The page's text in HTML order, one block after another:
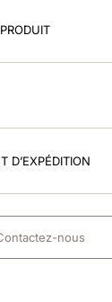
D’EXPÉDITION
nous